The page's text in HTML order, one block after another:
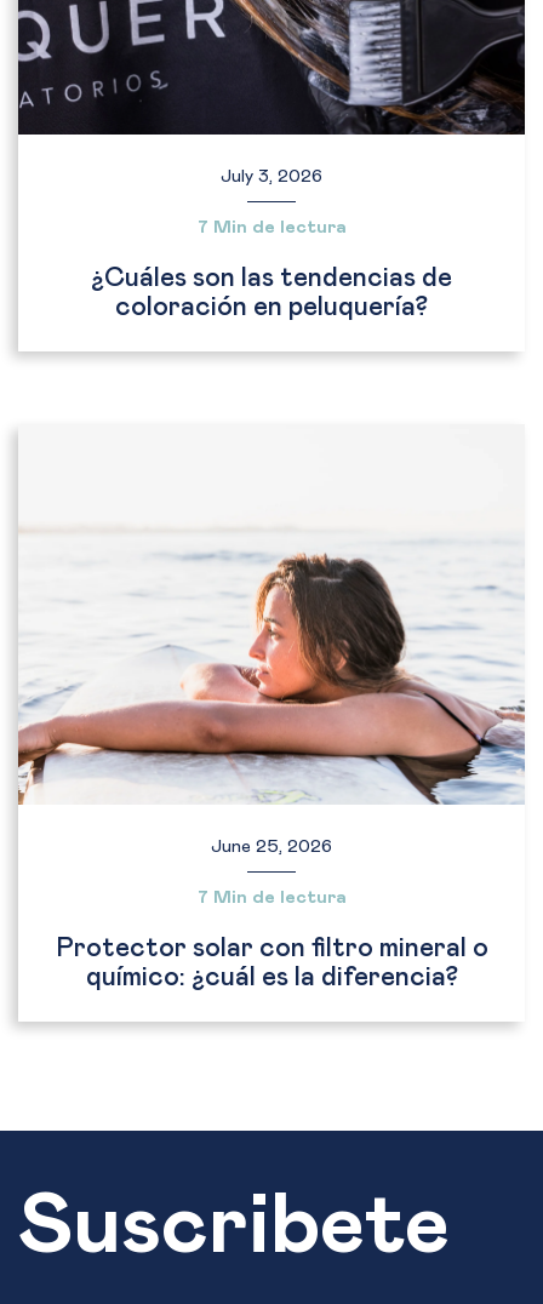
July 3, 2026
7 Min de lectura
¿Cuáles son las tendencias de
coloración en peluquería?
June 25, 2026
7 Min de lectura
Protector solar con filtro mineral o
químico: ¿cuál es la diferencia?
Suscribete